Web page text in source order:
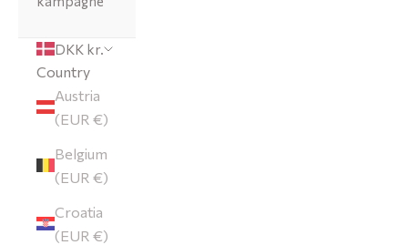
DKK kr.
Country
Austria
(EUR €)
Belgium
(EUR €)
Croatia
(EUR €)